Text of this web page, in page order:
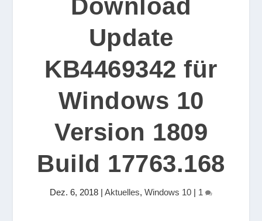
Download
Update
KB4469342 für
Windows 10
Version 1809
Build 17763.168
Dez. 6, 2018 | Aktuelles, Windows 10 | 1